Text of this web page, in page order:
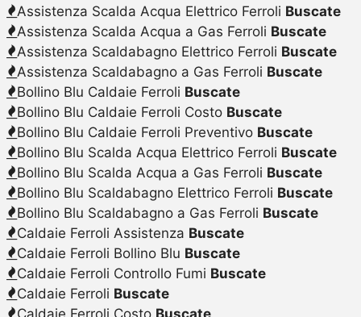
Assistenza Scalda Acqua Elettrico Ferroli Buscate
Assistenza Scalda Acqua a Gas Ferroli Buscate
Assistenza Scaldabagno Elettrico Ferroli Buscate
Assistenza Scaldabagno a Gas Ferroli Buscate
Bollino Blu Caldaie Ferroli Buscate
Bollino Blu Caldaie Ferroli Costo Buscate
Bollino Blu Caldaie Ferroli Preventivo Buscate
Bollino Blu Scalda Acqua Elettrico Ferroli Buscate
Bollino Blu Scalda Acqua a Gas Ferroli Buscate
Bollino Blu Scaldabagno Elettrico Ferroli Buscate
Bollino Blu Scaldabagno a Gas Ferroli Buscate
Caldaie Ferroli Assistenza Buscate
Caldaie Ferroli Bollino Blu Buscate
Caldaie Ferroli Controllo Fumi Buscate
Caldaie Ferroli Buscate
Caldaie Ferroli Costo Buscate